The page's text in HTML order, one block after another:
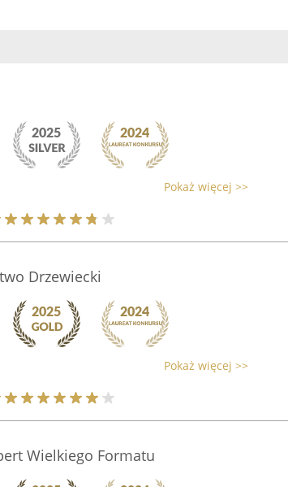
Pokaż więcej >>
Drzewiecki
Pokaż więcej >>
Wielkiego Formatu